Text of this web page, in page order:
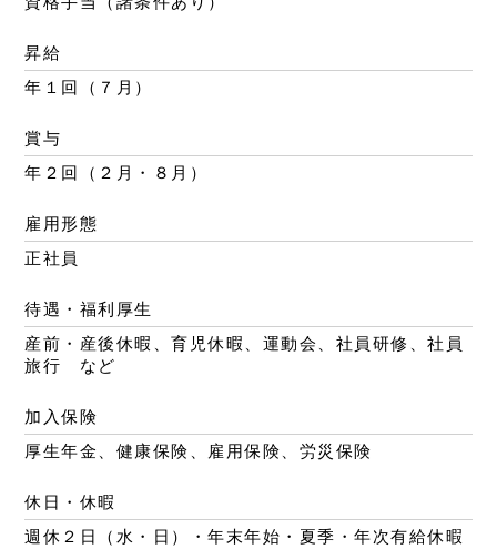
昇給
年１回（７月）
賞与
年２回（２月・８月）
雇用形態
正社員
待遇・福利厚生
産前・産後休暇、育児休暇、運動会、社員研修、社員
旅行 など
加入保険
厚生年金、健康保険、雇用保険、労災保険
休日・休暇
週休２日（水・日）・年末年始・夏季・年次有給休暇